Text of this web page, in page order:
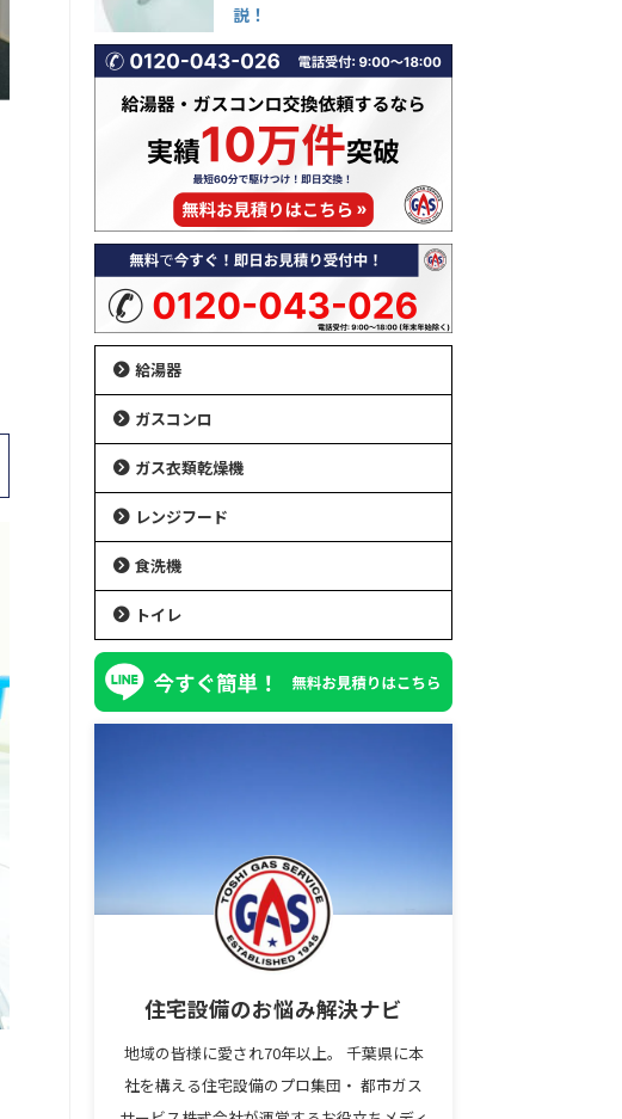
説！
給湯器
ガスコンロ
ガス衣類乾燥機
レンジフード
食洗機
トイレ
住宅設備のお悩み解決ナビ
地域の皆様に愛され70年以上。 千葉県に本
社を構える住宅設備のプロ集団・ 都市ガス